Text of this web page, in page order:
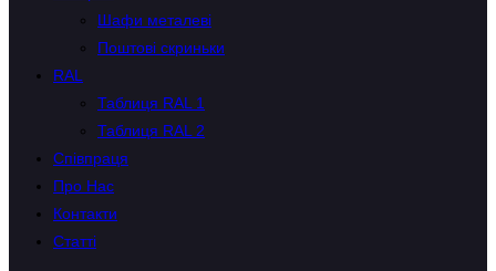
Шафи металеві
Поштові скриньки
RAL
Таблиця RAL 1
Таблиця RAL 2
Співпраця
Про Нас
Контакти
Статті